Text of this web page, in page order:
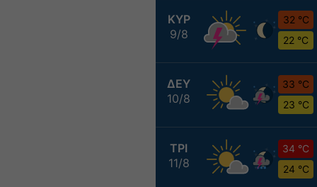
ΚΥΡ
9/8
32 °C
22 °C
ΔΕΥ
10/8
33 °C
23 °C
ΤΡΙ
11/8
34 °C
24 °C